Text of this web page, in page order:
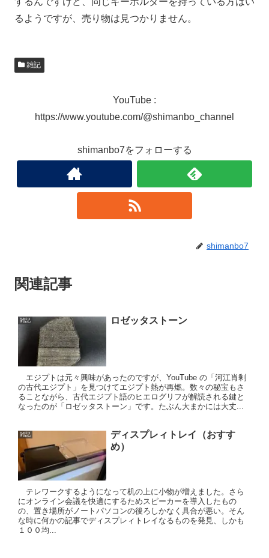
るようですが、売り物は見つかりません。
雑記
YouTube :
https://www.youtube.com/@shimanbo_channel
shimanbo7をフォローする
shimanbo7
関連記事
雑記 ロゼッタストーン
エジプトは元々興味があったのですが、YouTube の「河江肖剰
の古代エジプト」を見つけてエジプト熱が再燃。数々の秘宝もさ
ることながら、古代エジプト語のヒエログリフが解読される鍵と
なったのが「ロゼッタストーン」です。たぶん大まかには大丈...
雑記
ディスプレィトレイ（おすす
め）
テレワークするようになって机の上に小物が増えました。さら
にオンライン会議を快適にするためスピーカーを導入したもの
の、置き場所がノートパソコンの後ろしかなく具合が悪い。そん
な時に何かの記事でディスプレィトレイなるものを発見、しかも
１００均...